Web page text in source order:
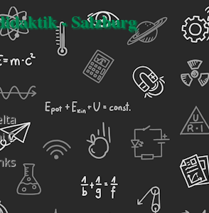
- Salzburg
C